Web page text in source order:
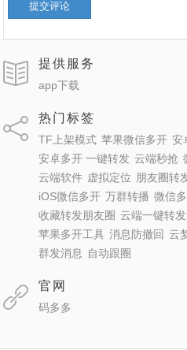
提交评论
提供服务
app下载
热门标签
TF上架模式 苹果微信多开 安
安卓多开 一键转发 云端秒抢
云端软件 虚拟定位 朋友圈转
iOS微信多开 万群转播 微信
收藏转发朋友圈 云端一键转发
苹果多开工具 消息防撤回 云
群发消息
自动跟圈
官网
码多多